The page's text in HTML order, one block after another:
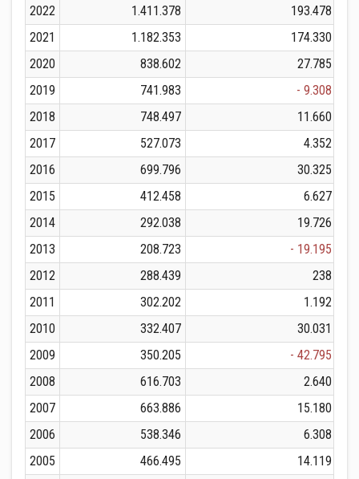
2022
1.411.378
193.478
2021
1.182.353
174.330
2020
838.602
27.785
2019
741.983
- 9.308
2018
748.497
11.660
2017
527.073
4.352
2016
699.796
30.325
2015
412.458
6.627
2014
292.038
19.726
2013
208.723
- 19.195
2012
288.439
238
2011
302.202
1.192
2010
332.407
30.031
2009
350.205
- 42.795
2008
616.703
2.640
2007
663.886
15.180
2006
538.346
6.308
2005
466.495
14.119